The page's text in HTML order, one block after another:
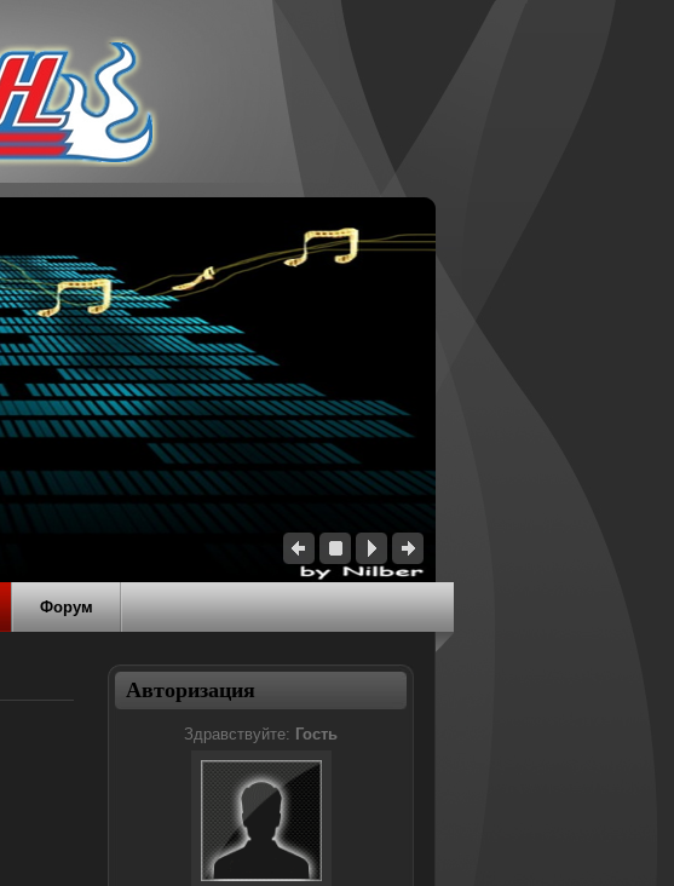
Форум
Авторизация
Здравствуйте: Гость